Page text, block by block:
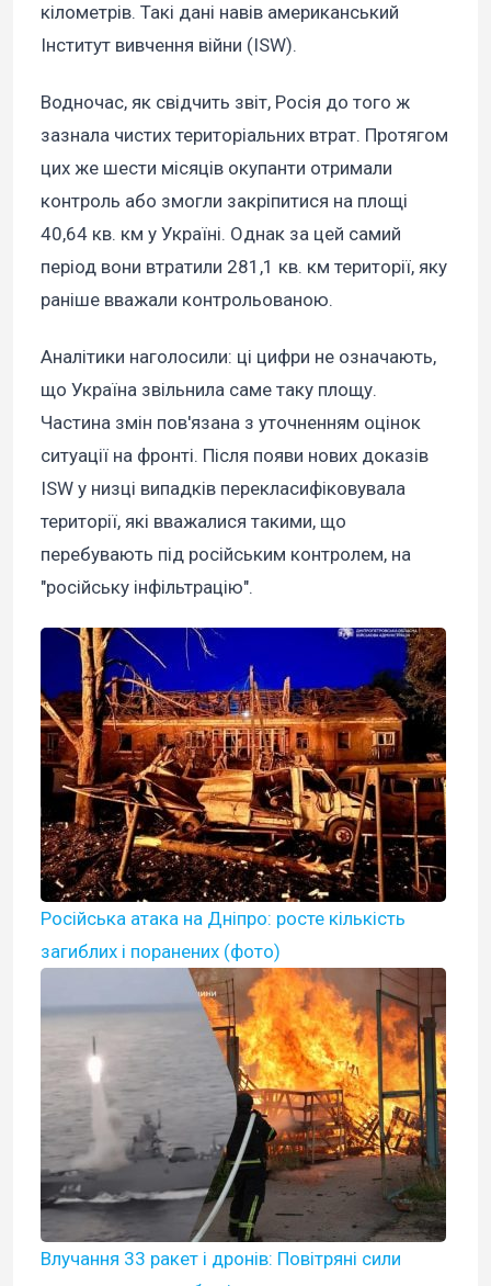
кілометрів. Такі дані навів американський
Інститут вивчення війни (ISW).
Водночас, як свідчить звіт, Росія до того ж
зазнала чистих територіальних втрат. Протягом
цих же шести місяців окупанти отримали
контроль або змогли закріпитися на площі
40,64 кв. км у Україні. Однак за цей самий
період вони втратили 281,1 кв. км території, яку
раніше вважали контрольованою.
Аналітики наголосили: ці цифри не означають,
що Україна звільнила саме таку площу.
Частина змін пов'язана з уточненням оцінок
ситуації на фронті. Після появи нових доказів
ISW у низці випадків перекласифіковувала
території, які вважалися такими, що
перебувають під російським контролем, на
"російську інфільтрацію".
Російська атака на Дніпро: росте кількість
загиблих і поранених (фото)
Влучання 33 ракет і дронів: Повітряні сили